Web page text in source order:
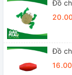
Đồ
Đồ